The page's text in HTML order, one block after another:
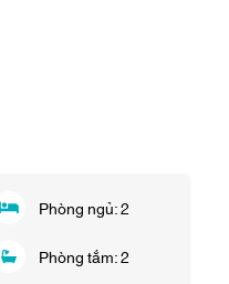
Phòng ngủ:2
Phòng tắm:2